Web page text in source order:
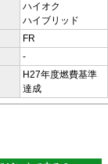
ハイオク
ハイブリッド
FR
-
H27年度燃費基準
達成